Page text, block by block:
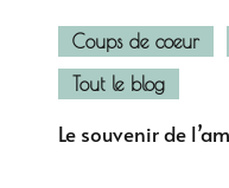
Coups de coeur
Tout le blog
Le souvenir de